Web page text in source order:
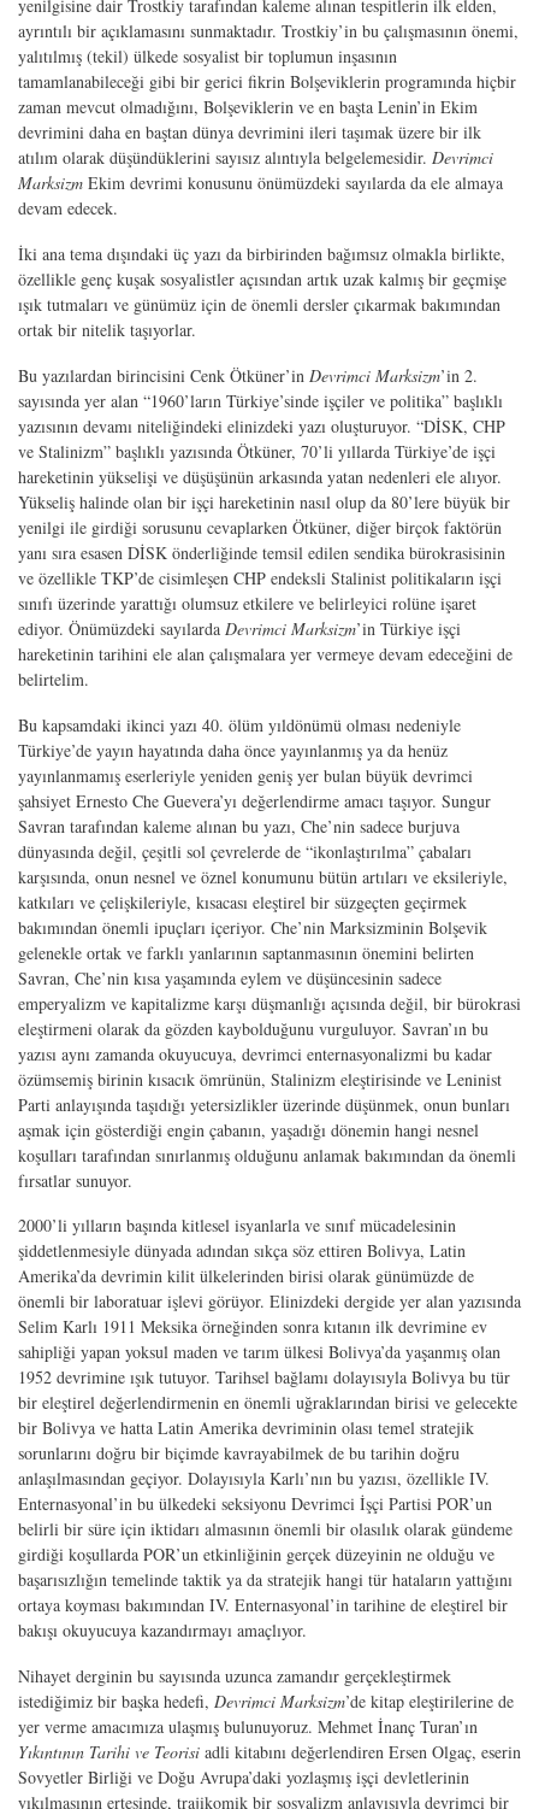
yenilgisine dair Trostkiy tarafından kaleme alınan tespitlerin ilk elden,
ayrıntılı bir açıklamasını sunmaktadır. Trostkiy’in bu çalışmasının önemi,
yalıtılmış (tekil) ülkede sosyalist bir toplumun inşasının
tamamlanabileceği gibi bir gerici fikrin Bolşeviklerin programında hiçbir
zaman mevcut olmadığını, Bolşeviklerin ve en başta Lenin’in Ekim
devrimini daha en baştan dünya devrimini ileri taşımak üzere bir ilk
atılım olarak düşündüklerini sayısız alıntıyla belgelemesidir. Devrimci
Marksizm Ekim devrimi konusunu önümüzdeki sayılarda da ele almaya
devam edecek.
İki ana tema dışındaki üç yazı da birbirinden bağımsız olmakla birlikte,
özellikle genç kuşak sosyalistler açısından artık uzak kalmış bir geçmişe
ışık tutmaları ve günümüz için de önemli dersler çıkarmak bakımından
ortak bir nitelik taşıyorlar.
Bu yazılardan birincisini Cenk Ötküner’in Devrimci Marksizm’in 2.
sayısında yer alan “1960’ların Türkiye’sinde işçiler ve politika” başlıklı
yazısının devamı niteliğindeki elinizdeki yazı oluşturuyor. “DİSK, CHP
ve Stalinizm” başlıklı yazısında Ötküner, 70’li yıllarda Türkiye’de işçi
hareketinin yükselişi ve düşüşünün arkasında yatan nedenleri ele alıyor.
Yükseliş halinde olan bir işçi hareketinin nasıl olup da 80’lere büyük bir
yenilgi ile girdiği sorusunu cevaplarken Ötküner, diğer birçok faktörün
yanı sıra esasen DİSK önderliğinde temsil edilen sendika bürokrasisinin
ve özellikle TKP’de cisimleşen CHP endeksli Stalinist politikaların işçi
sınıfı üzerinde yarattığı olumsuz etkilere ve belirleyici rolüne işaret
ediyor. Önümüzdeki sayılarda Devrimci Marksizm’in Türkiye işçi
hareketinin tarihini ele alan çalışmalara yer vermeye devam edeceğini de
belirtelim.
Bu kapsamdaki ikinci yazı 40. ölüm yıldönümü olması nedeniyle
Türkiye’de yayın hayatında daha önce yayınlanmış ya da henüz
yayınlanmamış eserleriyle yeniden geniş yer bulan büyük devrimci
şahsiyet Ernesto Che Guevera’yı değerlendirme amacı taşıyor. Sungur
Savran tarafından kaleme alınan bu yazı, Che’nin sadece burjuva
dünyasında değil, çeşitli sol çevrelerde de “ikonlaştırılma” çabaları
karşısında, onun nesnel ve öznel konumunu bütün artıları ve eksileriyle,
katkıları ve çelişkileriyle, kısacası eleştirel bir süzgeçten geçirmek
bakımından önemli ipuçları içeriyor. Che’nin Marksizminin Bolşevik
gelenekle ortak ve farklı yanlarının saptanmasının önemini belirten
Savran, Che’nin kısa yaşamında eylem ve düşüncesinin sadece
emperyalizm ve kapitalizme karşı düşmanlığı açısında değil, bir bürokrasi
eleştirmeni olarak da gözden kaybolduğunu vurguluyor. Savran’ın bu
yazısı aynı zamanda okuyucuya, devrimci enternasyonalizmi bu kadar
özümsemiş birinin kısacık ömrünün, Stalinizm eleştirisinde ve Leninist
Parti anlayışında taşıdığı yetersizlikler üzerinde düşünmek, onun bunları
aşmak için gösterdiği engin çabanın, yaşadığı dönemin hangi nesnel
koşulları tarafından sınırlanmış olduğunu anlamak bakımından da önemli
fırsatlar sunuyor.
2000’li yılların başında kitlesel isyanlarla ve sınıf mücadelesinin
şiddetlenmesiyle dünyada adından sıkça söz ettiren Bolivya, Latin
Amerika’da devrimin kilit ülkelerinden birisi olarak günümüzde de
önemli bir laboratuar işlevi görüyor. Elinizdeki dergide yer alan yazısında
Selim Karlı 1911 Meksika örneğinden sonra kıtanın ilk devrimine ev
sahipliği yapan yoksul maden ve tarım ülkesi Bolivya’da yaşanmış olan
1952 devrimine ışık tutuyor. Tarihsel bağlamı dolayısıyla Bolivya bu tür
bir eleştirel değerlendirmenin en önemli uğraklarından birisi ve gelecekte
bir Bolivya ve hatta Latin Amerika devriminin olası temel stratejik
sorunlarını doğru bir biçimde kavrayabilmek de bu tarihin doğru
anlaşılmasından geçiyor. Dolayısıyla Karlı’nın bu yazısı, özellikle IV.
Enternasyonal’in bu ülkedeki seksiyonu Devrimci İşçi Partisi POR’un
belirli bir süre için iktidarı almasının önemli bir olasılık olarak gündeme
girdiği koşullarda POR’un etkinliğinin gerçek düzeyinin ne olduğu ve
başarısızlığın temelinde taktik ya da stratejik hangi tür hataların yattığını
ortaya koyması bakımından IV. Enternasyonal’in tarihine de eleştirel bir
bakışı okuyucuya kazandırmayı amaçlıyor.
Nihayet derginin bu sayısında uzunca zamandır gerçekleştirmek
istediğimiz bir başka hedefi, Devrimci Marksizm’de kitap eleştirilerine de
yer verme amacımıza ulaşmış bulunuyoruz. Mehmet İnanç Turan’ın
Yıkıntının Tarihi ve Teorisi adli kitabını değerlendiren Ersen Olgaç, eserin
Sovyetler Birliği ve Doğu Avrupa’daki yozlaşmış işçi devletlerinin
yıkılmasının ertesinde, trajikomik bir sosyalizm anlayışıyla devrimci bir